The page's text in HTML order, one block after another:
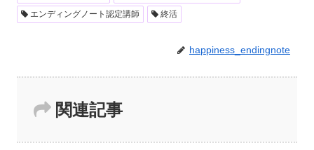
エンディングノート認定講師
終活
happiness_endingnote
関連記事